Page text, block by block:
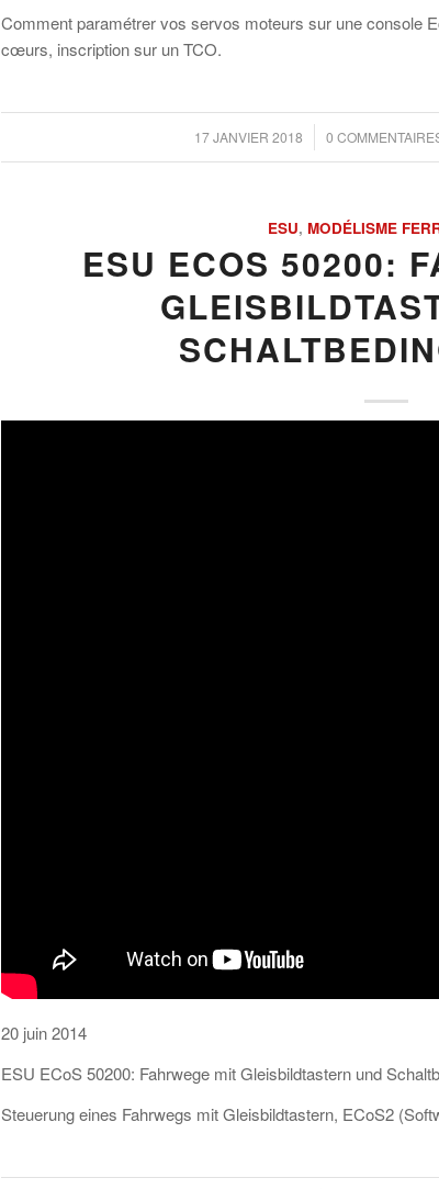
Comment paramétrer vos servos moteurs sur une console
cœurs, inscription sur un TCO.
17 JANVIER 2018
/ 0 /
ESU,MODÉLISME
ESU ECOS 50200:
20 juin 2014
ESU ECoS 50200: Fahrwege mit Gleisbildtastern und
Steuerung eines Fahrwegs mit Gleisbildtastern, ECoS2